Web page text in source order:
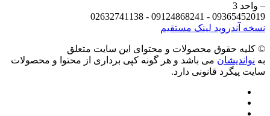
– واحد 3
09365452019 - 09124868241 - 02632741138
نسخه آندروید لینک مستقیم
© کليه حقوق محصولات و محتوای اين سایت متعلق
به نواندیشان می باشد و هر گونه کپی برداری از محتوا و محصولات
سایت پیگرد قانونی دارد.